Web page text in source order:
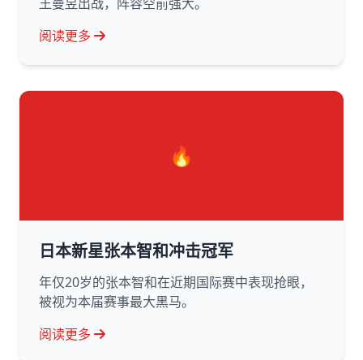
阅读更多
🔥
日本新星张本智和冲击冠军
年仅20岁的张本智和在近期国际赛中表现抢眼，
被视为本届赛事最大黑马。
阅读更多